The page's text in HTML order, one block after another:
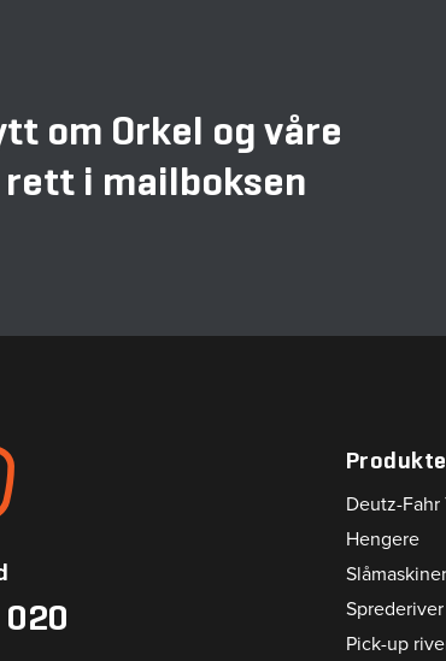
om Orkel og våre
i mailboksen
Deutz-Fahr
Hengere
Slåmaskiner
Sprederiver
Pick-up